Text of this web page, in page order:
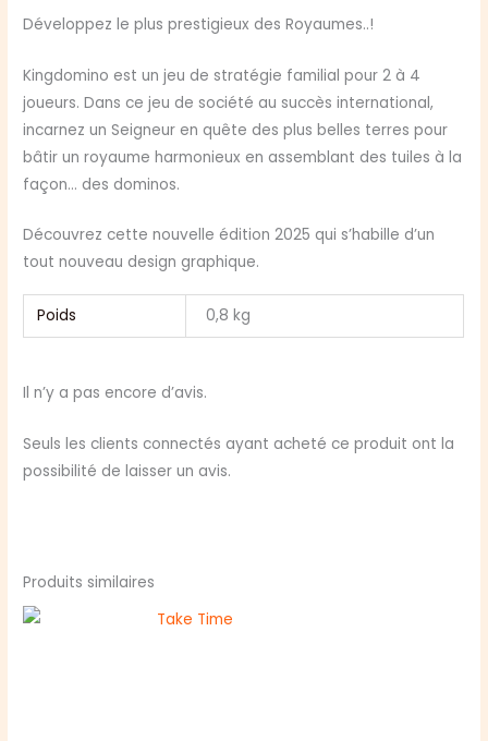
Développez le plus prestigieux des Royaumes..!
Kingdomino est un jeu de stratégie familial pour 2 à 4
joueurs. Dans ce jeu de société au succès international,
incarnez un Seigneur en quête des plus belles terres pour
bâtir un royaume harmonieux en assemblant des tuiles à la
façon… des dominos.
Découvrez cette nouvelle édition 2025 qui s’habille d’un
tout nouveau design graphique.
Poids 0,8 kg
Il n’y a pas encore d’avis.
Seuls les clients connectés ayant acheté ce produit ont la
possibilité de laisser un avis.
Produits similaires